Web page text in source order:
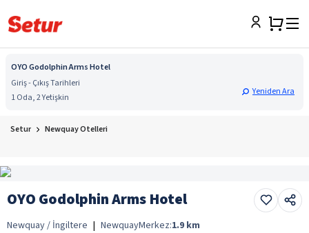
OYO Godolphin Arms Hotel
Giriş - Çıkış Tarihleri
1 Oda, 2 Yetişkin
Yeniden Ara
Setur Newquay Otelleri
OYO Godolphin Arms Hotel
Newquay / İngiltere | NewquayMerkez:1.9 km